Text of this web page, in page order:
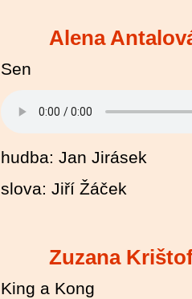
Alena
Sen
hudba: Jan Jirásek
slova: Jiří Žáček
Zuzana
King a Kong